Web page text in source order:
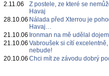
2.11.06
Z postele, ze které se
Havaj
28.10.06 Nálada před Xterrou je
Havaj…
21.10.06 Ironman na mě udělal dojem
21.10.06 Vabroušek si cítí
nebude!
20.10.06 Chci mít ze závodu dobrý